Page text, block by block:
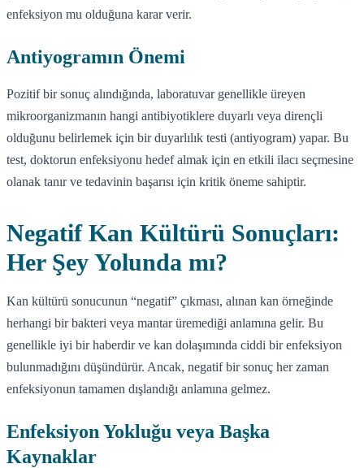
enfeksiyon mu olduğuna karar verir.
Antiyogramın Önemi
Pozitif bir sonuç alındığında, laboratuvar genellikle üreyen
mikroorganizmanın hangi antibiyotiklere duyarlı veya dirençli
olduğunu belirlemek için bir duyarlılık testi (antiyogram) yapar. Bu
test, doktorun enfeksiyonu hedef almak için en etkili ilacı seçmesine
olanak tanır ve tedavinin başarısı için kritik öneme sahiptir.
Negatif Kan Kültürü Sonuçları:
Her Şey Yolunda mı?
Kan kültürü sonucunun “negatif” çıkması, alınan kan örneğinde
herhangi bir bakteri veya mantar üremediği anlamına gelir. Bu
genellikle iyi bir haberdir ve kan dolaşımında ciddi bir enfeksiyon
bulunmadığını düşündürür. Ancak, negatif bir sonuç her zaman
enfeksiyonun tamamen dışlandığı anlamına gelmez.
Enfeksiyon Yokluğu veya Başka
Kaynaklar